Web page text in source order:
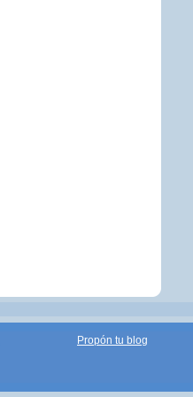
Propón tu blog